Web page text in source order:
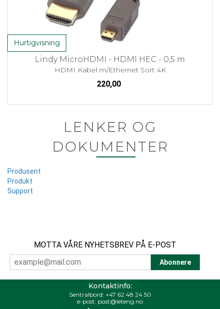
Hurtigvisning
Lindy MicroHDMI - HDMI HEC - 0,5 m
HDMI Kabel m/Ethernet Sort 4K
220,00
LENKER OG
DOKUMENTER
Produsent
Produkt
Support
MOTTA VÅRE NYHETSBREV PÅ E-POST
Kontaktinfo:
Sentralbord: +47 62 48 24 50
e-post: post@leteng.no